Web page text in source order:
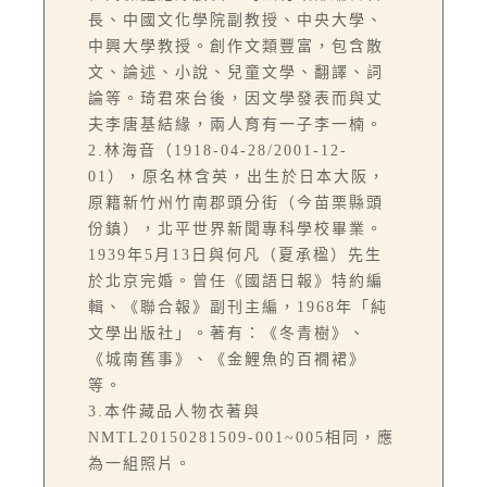
長、中國文化學院副教授、中央大學、
中興大學教授。創作文類豐富，包含散
文、論述、小說、兒童文學、翻譯、詞
論等。琦君來台後，因文學發表而與丈
夫李唐基結緣，兩人育有一子李一楠。
2.林海音（1918-04-28/2001-12-
01），原名林含英，出生於日本大阪，
原籍新竹州竹南郡頭分街（今苗栗縣頭
份鎮），北平世界新聞專科學校畢業。
1939年5月13日與何凡（夏承楹）先生
於北京完婚。曾任《國語日報》特約編
輯、《聯合報》副刊主編，1968年「純
文學出版社」。著有：《冬青樹》、
《城南舊事》、《金鯉魚的百襉裙》
等。
3.本件藏品人物衣著與
NMTL20150281509-001~005相同，應
為一組照片。